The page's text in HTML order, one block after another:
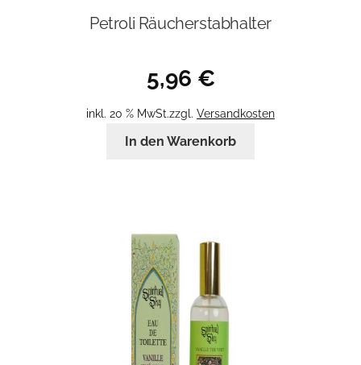
Petroli Räucherstabhalter
5,96 €
inkl. 20 % MwSt.zzgl. Versandkosten
In den Warenkorb